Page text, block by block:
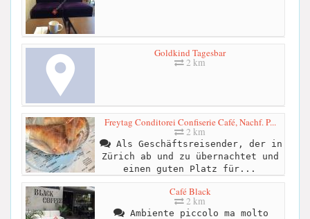
Goldkind Tagesbar
2 km
Freytag Conditorei Confiserie Café, Nachf. P...
2 km
Als Geschäftsreisender, der in
Zürich ab und zu übernachtet und
einen guten Platz für...
Café Black
2 km
Ambiente piccolo ma molto